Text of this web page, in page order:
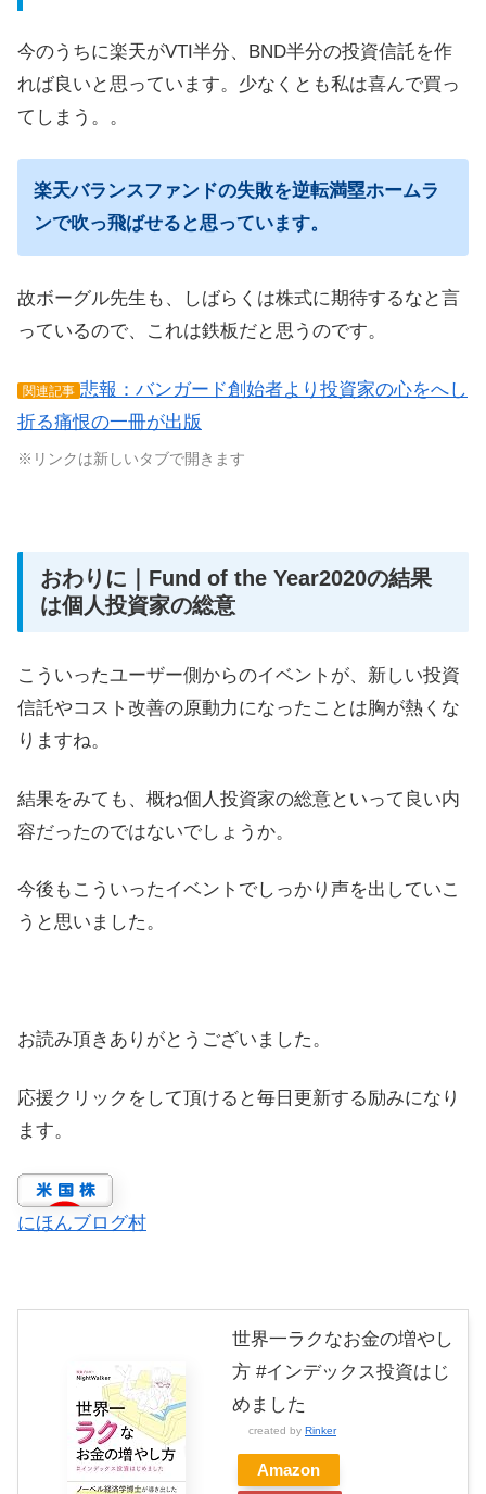
今のうちに楽天がVTI半分、BND半分の投資信託を作
れば良いと思っています。少なくとも私は喜んで買っ
てしまう。。
楽天バランスファンドの失敗を逆転満塁ホームラ
ンで吹っ飛ばせると思っています。
故ボーグル先生も、しばらくは株式に期待するなと言
っているので、これは鉄板だと思うのです。
関連記事 悲報：バンガード創始者より投資家の心をへし
折る痛恨の一冊が出版
※リンクは新しいタブで開きます
おわりに｜Fund of the Year2020の結果
は個人投資家の総意
こういったユーザー側からのイベントが、新しい投資
信託やコスト改善の原動力になったことは胸が熱くな
りますね。
結果をみても、概ね個人投資家の総意といって良い内
容だったのではないでしょうか。
今後もこういったイベントでしっかり声を出していこ
うと思いました。
お読み頂きありがとうございました。
応援クリックをして頂けると毎日更新する励みになり
ます。
にほんブログ村
世界一ラクなお金の増やし
方 #インデックス投資はじ
めました
created by Rinker
Amazon